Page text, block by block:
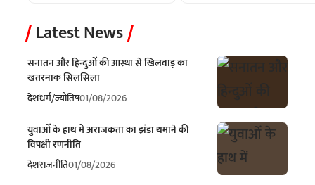
Latest News
सनातन और हिन्दुओं की आस्था से खिलवाड़ का
खतरनाक सिलसिला
देशधर्म/ज्योतिष01/08/2026
युवाओं के हाथ में अराजकता का झंडा थमाने की
विपक्षी रणनीति
देशराजनीति01/08/2026